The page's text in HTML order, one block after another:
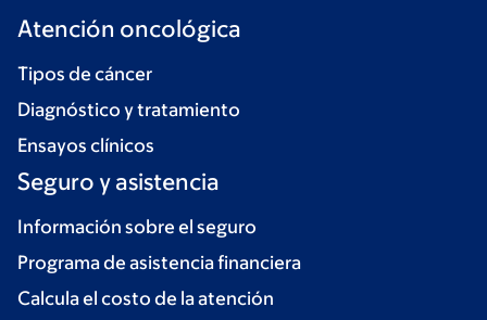
Atención oncológica
Tipos de cáncer
Diagnóstico y tratamiento
Ensayos clínicos
Seguro y asistencia
Información sobre el seguro
Programa de asistencia financiera
Calcula el costo de la atención